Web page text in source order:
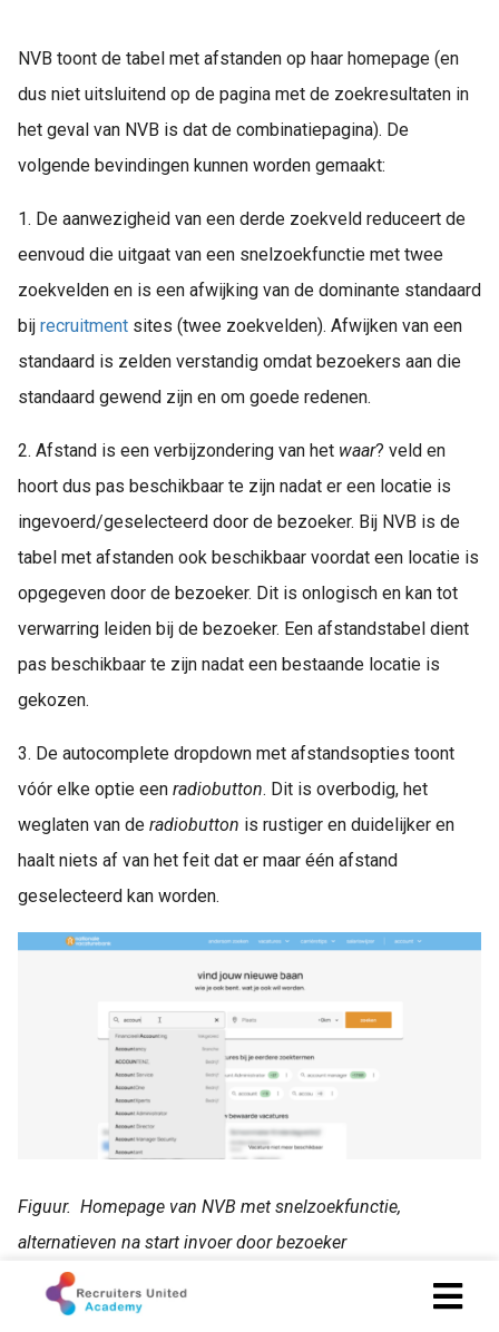
NVB toont de tabel met afstanden op haar homepage (en
dus niet uitsluitend op de pagina met de zoekresultaten in
het geval van NVB is dat de combinatiepagina). De
volgende bevindingen kunnen worden gemaakt:
1. De aanwezigheid van een derde zoekveld reduceert de
eenvoud die uitgaat van een snelzoekfunctie met twee
zoekvelden en is een afwijking van de dominante standaard
bij recruitment sites (twee zoekvelden). Afwijken van een
standaard is zelden verstandig omdat bezoekers aan die
standaard gewend zijn en om goede redenen.
2. Afstand is een verbijzondering van het waar? veld en
hoort dus pas beschikbaar te zijn nadat er een locatie is
ingevoerd/geselecteerd door de bezoeker. Bij NVB is de
tabel met afstanden ook beschikbaar voordat een locatie is
opgegeven door de bezoeker. Dit is onlogisch en kan tot
verwarring leiden bij de bezoeker. Een afstandstabel dient
pas beschikbaar te zijn nadat een bestaande locatie is
gekozen.
3. De autocomplete dropdown met afstandsopties toont
vóór elke optie een radiobutton. Dit is overbodig, het
weglaten van de radiobutton is rustiger en duidelijker en
haalt niets af van het feit dat er maar één afstand
geselecteerd kan worden.
Figuur. Homepage van NVB met snelzoekfunctie,
alternatieven na start invoer door bezoeker